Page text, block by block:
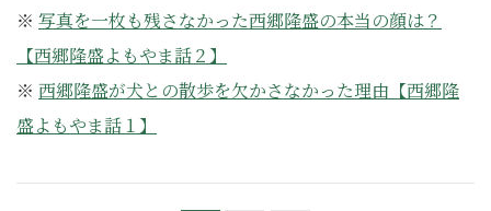
※ 写真を一枚も残さなかった西郷隆盛の本当の顔は？
【西郷隆盛よもやま話２】
※ 西郷隆盛が犬との散歩を欠かさなかった理由【西郷隆
盛よもやま話１】